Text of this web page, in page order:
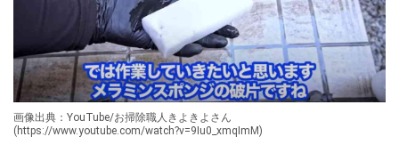
画像出典：YouTube/お掃除職人きよきよさん
(https://www.youtube.com/watch?v=9Iu0_xmqImM)